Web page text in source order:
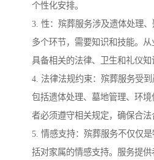
个性化安排。
3. 性：殡葬服务涉及遗体处理
多个环节，需要知识和技能。从
具备相关的法律、卫生和礼仪知
4. 法律法规约束：殡葬服务受到
包括遗体处理、墓地管理、环
者必须遵守相关规定，确保合法
5. 情感支持：殡葬服务不仅仅
括对家属的情感支持。服务提